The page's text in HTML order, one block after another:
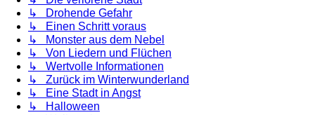
↳ Drohende Gefahr
↳ Einen Schritt voraus
↳ Monster aus dem Nebel
↳ Von Liedern und Flüchen
↳ Wertvolle Informationen
↳ Zurück im Winterwunderland
↳ Eine Stadt in Angst
↳ Halloween